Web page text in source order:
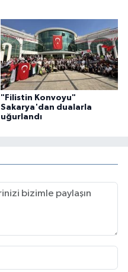
"Filistin Konvoyu"
Sakarya'dan dualarla
uğurlandı